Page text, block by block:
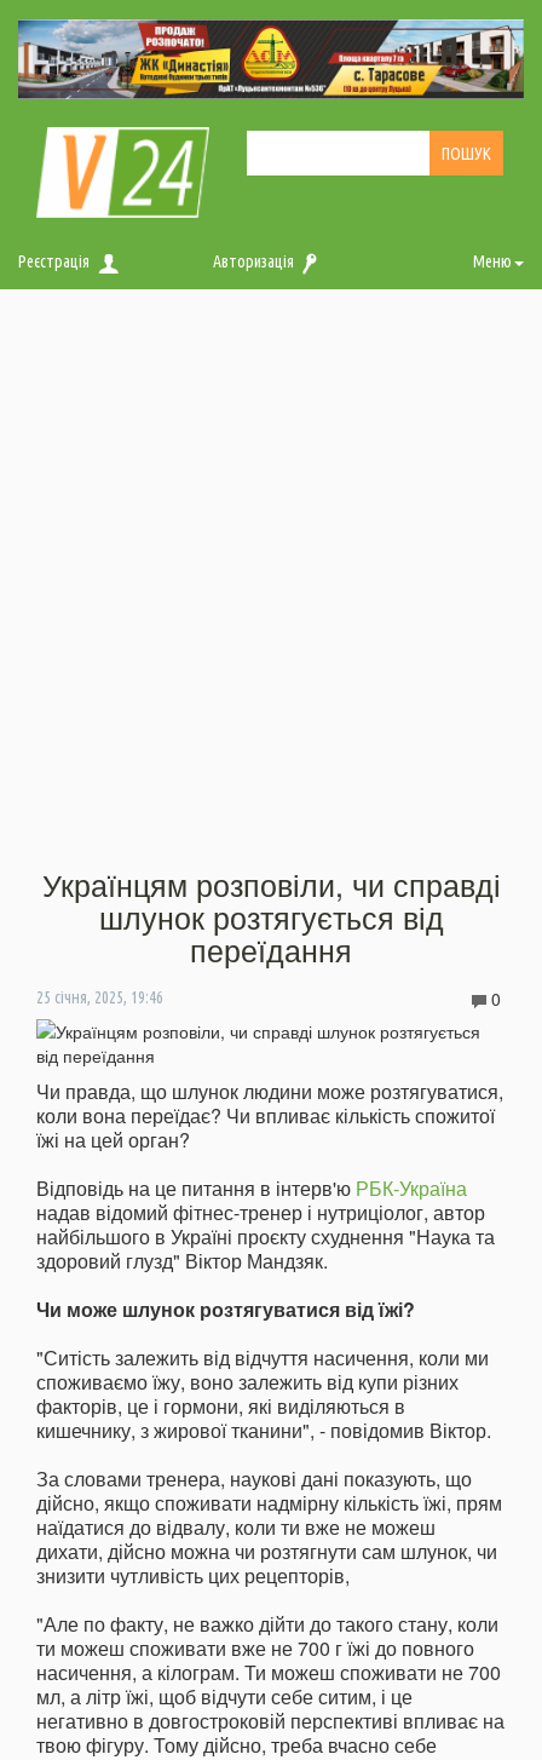
Реєстрація Авторизація Меню
Українцям розповіли, чи справді
шлунок розтягується від
переїдання
25 січня, 2025, 19:46 0
Чи правда, що шлунок людини може розтягуватися,
коли вона переїдає? Чи впливає кількість спожитої
їжі на цей орган?
Відповідь на це питання в інтерв'ю РБК-Україна
надав відомий фітнес-тренер і нутриціолог, автор
найбільшого в Україні проєкту схуднення "Наука та
здоровий глузд" Віктор Мандзяк.
Чи може шлунок розтягуватися від їжі?
"Ситість залежить від відчуття насичення, коли ми
споживаємо їжу, воно залежить від купи різних
факторів, це і гормони, які виділяються в
кишечнику, з жирової тканини", - повідомив Віктор.
За словами тренера, наукові дані показують, що
дійсно, якщо споживати надмірну кількість їжі, прям
наїдатися до відвалу, коли ти вже не можеш
дихати, дійсно можна чи розтягнути сам шлунок, чи
знизити чутливість цих рецепторів,
"Але по факту, не важко дійти до такого стану, коли
ти можеш споживати вже не 700 г їжі до повного
насичення, а кілограм. Ти можеш споживати не 700
мл, а літр їжі, щоб відчути себе ситим, і це
негативно в довгостроковій перспективі впливає на
твою фігуру. Тому дійсно, треба вчасно себе